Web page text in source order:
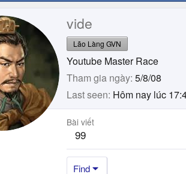
vide
Lão Làng GVN
Youtube Master Race
Tham gia ngày 5/8/08
Last seen Hôm nay lúc
Bài viết
99
Find